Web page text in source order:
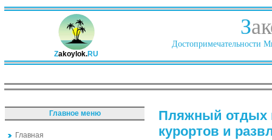
Zakoylok.RU
З
Достопримечательности
Главное меню
Главная
Пляжный отдых
курортов и